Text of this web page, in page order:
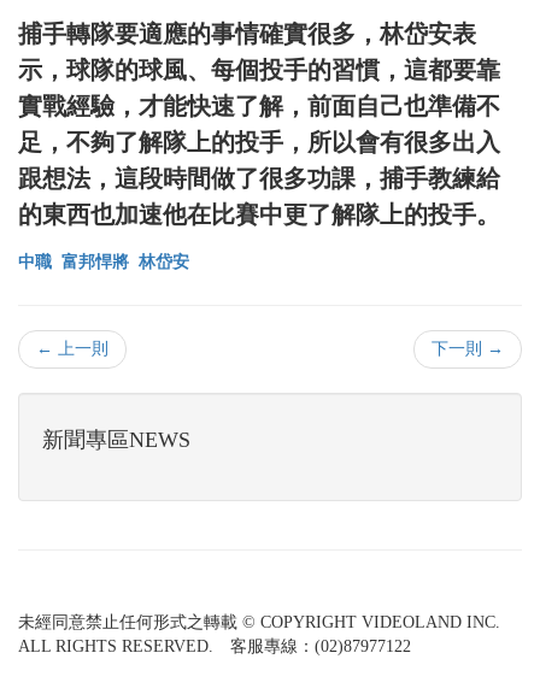
捕手轉隊要適應的事情確實很多，林岱安表
示，球隊的球風、每個投手的習慣，這都要靠
實戰經驗，才能快速了解，前面自己也準備不
足，不夠了解隊上的投手，所以會有很多出入
跟想法，這段時間做了很多功課，捕手教練給
的東西也加速他在比賽中更了解隊上的投手。
中職 富邦悍將 林岱安
← 上一則 下一則 →
新聞專區NEWS
未經同意禁止任何形式之轉載 © COPYRIGHT VIDEOLAND INC.
ALL RIGHTS RESERVED. 客服專線：(02)87977122